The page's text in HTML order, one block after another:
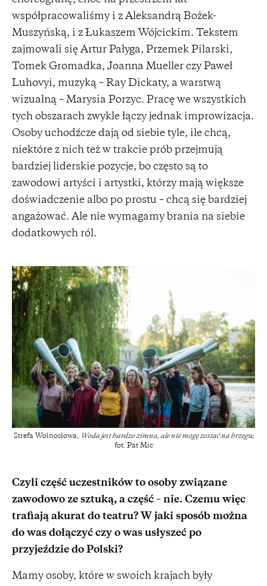
współpracowaliśmy i z Aleksandrą Bożek-
Muszyńską, i z Łukaszem Wójcickim. Tekstem
zajmowali się Artur Pałyga, Przemek Pilarski,
Tomek Gromadka, Joanna Mueller czy Paweł
Luhovyi, muzyką – Ray Dickaty, a warstwą
wizualną – Marysia Porzyc. Pracę we wszystkich
tych obszarach zwykle łączy jednak improwizacja.
Osoby uchodźcze dają od siebie tyle, ile chcą,
niektóre z nich też w trakcie prób przejmują
bardziej liderskie pozycje, bo często są to
zawodowi artyści i artystki, którzy mają większe
doświadczenie albo po prostu – chcą się bardziej
angażować. Ale nie wymagamy brania na siebie
dodatkowych ról.
Strefa Wolnosłowa, Woda jest bardzo zimna, ale nie mogę zostać na brzegu;
fot. Pat Mic
Czyli część uczestników to osoby związane
zawodowo ze sztuką, a część – nie. Czemu więc
trafiają akurat do teatru? W jaki sposób można
do was dołączyć czy o was usłyszeć po
przyjeździe do Polski?
Mamy osoby, które w swoich krajach były